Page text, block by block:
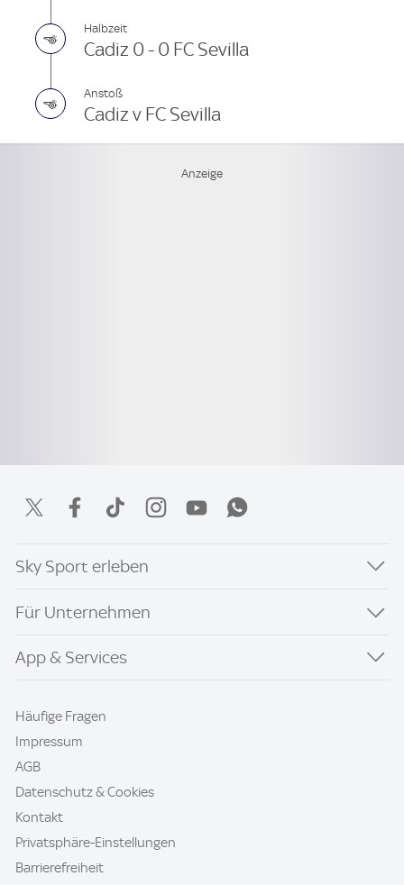
Halbzeit
Cadiz 0 - 0 FC Sevilla
Anstoß
Cadiz v FC Sevilla
Sky Sport erleben
Für Unternehmen
App & Services
Häufige Fragen
Impressum
AGB
Datenschutz & Cookies
Kontakt
Privatsphäre-Einstellungen
Barrierefreiheit